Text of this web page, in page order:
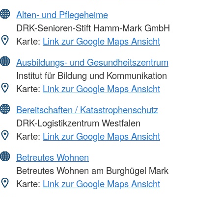
Alten- und Pflegeheime
DRK-Senioren-Stift Hamm-Mark GmbH
Karte: Link zur Google Maps Ansicht
Ausbildungs- und Gesundheitszentrum
Institut für Bildung und Kommunikation
Karte: Link zur Google Maps Ansicht
Bereitschaften / Katastrophenschutz
DRK-Logistikzentrum Westfalen
Karte: Link zur Google Maps Ansicht
Betreutes Wohnen
Betreutes Wohnen am Burghügel Mark
Karte: Link zur Google Maps Ansicht